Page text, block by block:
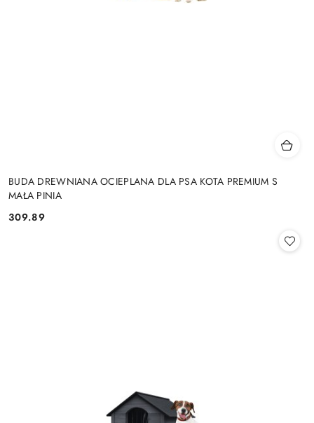
BUDA DREWNIANA OCIEPLANA DLA PSA KOTA PREMIUM S
MAŁA PINIA
Cena:
309.89